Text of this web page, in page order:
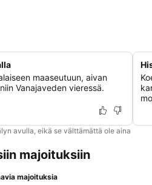
maaseutuun, aivan
Vanajaveden vieressä.
avulla, eikä se välttämättä ole aina
majoituksiin
majoituksia